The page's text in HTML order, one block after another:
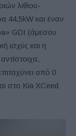
λιθίου-
44,5kW και έναν
GDI (άμεσου
ισχύς και η
από 0
στο Kia XCeed